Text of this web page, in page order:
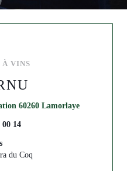
VINS
60260 Lamorlaye((öffnet ein
00 14
du Coq